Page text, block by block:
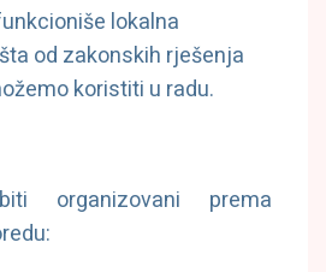
lokalna
od zakonskih rješenja
koristiti u radu.
organizovani prema